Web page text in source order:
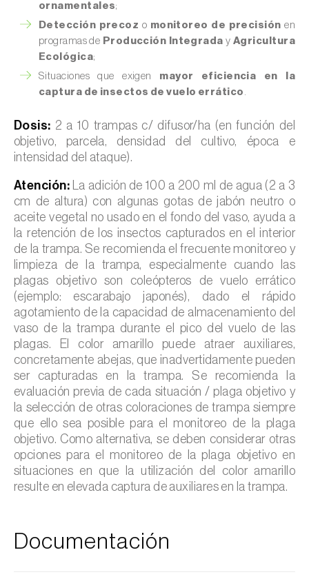
ornamentales;
Detección precoz o monitoreo de precisión en
programas de Producción Integrada yAgricultura
Ecológica;
Situaciones que exigen mayor eficiencia en la
captura de insectos de vuelo errático .
Dosis: 2 a 10 trampas c/ difusor/ha (en función del
objetivo, parcela, densidad del cultivo, época e
intensidad del ataque).
Atención: La adición de 100 a 200 ml de agua (2 a 3
cm de altura) con algunas gotas de jabón neutro o
aceite vegetal no usado en el fondo del vaso, ayuda a
la retención de los insectos capturados en el interior
de la trampa. Se recomienda el frecuente monitoreo y
limpieza de la trampa, especialmente cuando las
plagas objetivo son coleópteros de vuelo errático
(ejemplo: escarabajo japonés), dado el rápido
agotamiento de la capacidad de almacenamiento del
vaso de la trampa durante el pico del vuelo de las
plagas. El color amarillo puede atraer auxiliares,
concretamente abejas, que inadvertidamente pueden
ser capturadas en la trampa. Se recomienda la
evaluación previa de cada situación / plaga objetivo y
la selección de otras coloraciones de trampa siempre
que ello sea posible para el monitoreo de la plaga
objetivo. Como alternativa, se deben considerar otras
opciones para el monitoreo de la plaga objetivo en
situaciones en que la utilización del color amarillo
resulte en elevada captura de auxiliares en la trampa.
Documentación